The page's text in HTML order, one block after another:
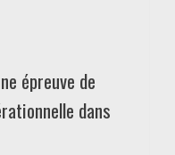
épreuve de
dans